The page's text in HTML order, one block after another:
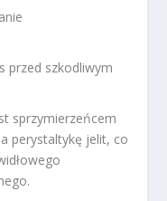
przed szkodliwym
sprzymierzeńcem
perystaltykę jelit, co